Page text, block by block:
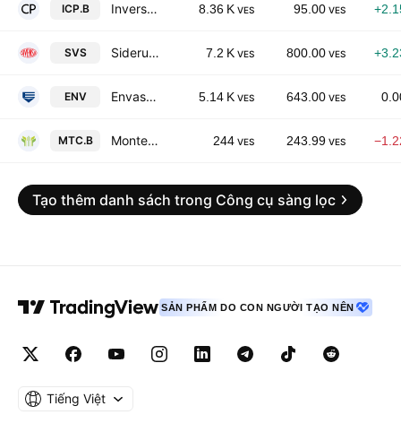
ICP.B Inversiones Crece Pymes CA Class B 8.36 K VES 95.00 VES
SVS Siderurgica Venezolana SA 7.2 K VES 800.00 VES
ENV Envases Venezolanos, C.A. 5.14 K VES 643.00 VES
MTC.B Montesco Fondo Agroindustrial CA Class B 244 VES 243.99 VES
Tạo thêm danh sách trong Công cụ sàng lọc
SẢN PHẨM DO CON NGƯỜI TẠO NÊN
Tiếng Việt